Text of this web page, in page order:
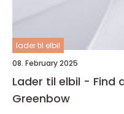
lader til elbil
08. February 2025
Lader til elbil - Find
Greenbow